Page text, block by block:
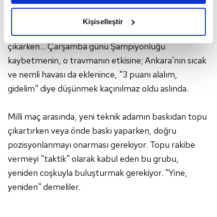
amacımızın size daha iyi bir reklam deneyimi sunmak
elimizden gelen çabayı gösterdiğimizi ve bu noktada,
kalemimiz olduğunu sizlere hatırlatmak isteriz.
Her halükârda, kullanıcılar, bu çerezlere izin vermedikleri
takdirde, kullanıcılara hedefli reklamlar
Sizlere daha iyi bir hizmet sunabilmek için İnternet
Sitemizde kendimize ve üçüncü kişilere ait çerezler
kullanılmaktadır. Bu çerezler vasıtasıyla çeşitli kişisel
verileriniz işlenmekte olup gerekli olan çerezler bilgi
kullanılmaktadır. Diğer çerezler, sitemizin daha işlevsel
kılınması ve kişiselleştirilmesi ve sizlere yönelik
Kişiselleştir
bitti. Gol atmayı düşünmekten çıkıp, skoru koruyup,
maçı kazanmanın peşine düştüler. Fred, İrfan Can
Kahveci veya Talisca; adım atacak halleri kalmamıştı
çıkarken… Çarşamba günü Şampiyonluğu
kaybetmenin, o travmanın etkisine; Ankara'nın sıcak
ve nemli havası da eklenince, "3 puanı alalım,
gidelim" diye düşünmek kaçınılmaz oldu aslında.
Milli maç arasında, yeni teknik adamın baskıdan topu
çıkartırken veya önde baskı yaparken, doğru
pozisyonlanmayı onarması gerekiyor. Topu rakibe
vermeyi "taktik" olarak kabul eden bu grubu,
yeniden coşkuyla buluşturmak gerekiyor. "Yine,
yeniden" demeliler.